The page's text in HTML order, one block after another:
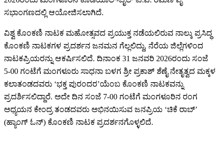
ಸಭಾಂಗಣದಲ್ಲಿ ಆಯೋಜಿಸಲಾಗಿದೆ.
ವಿಶ್ವ ಕೊಂಕಣಿ ನಾಟಕ ಮಹೋತ್ಸವದ ಪ್ರಯುಕ್ತ ನಡೆಯಲಿರುವ ನಾಲ್ಕು ಪ್ರಸಿದ್ಧ
ಕೊಂಕಣಿ ನಾಟಕಗಳ ಪ್ರದರ್ಶನ ಜನಮನ ಗೆಲ್ಲಲಿದ್ದು, ನೆರೆಯ ಜಿಲ್ಲೆಗಳಿಂದ
ನಾಟಕಪ್ರಿಯರನ್ನು ಆಕರ್ಷಿಸಲಿದೆ. ದಿನಾಂಕ 31 ಜನವರಿ 2026ರಂದು ಸಂಜೆ
5-00 ಗಂಟೆಗೆ ಮಂಗಳೂರು ಸಾಧನಾ ಬಳಗ ಶ್ರೀ ಪ್ರಕಾಶ್ ಶೆಣೈ ನೇತೃತ್ವದ ಮಕ್ಕಳ
ಕಲಾತಂಡದವರು ‘ಭಕ್ತ ಪುರಂದರ’ಯೆಂಬ ಕೊಂಕಣಿ ನಾಟಕವನ್ನು
ಪ್ರದರ್ಶಿಸಲಿದ್ದಾರೆ. ಅದೇ ದಿನ ಸಂಜೆ 7-00 ಗಂಟೆಗೆ ಮಂಗಳೂರಿನ ರಂಗ
ಅಧ್ಯಯನ ಕೇಂದ್ರ ತಂಡದವರು ಅಭಿನಯಿಸುವ ಜನಪ್ರಿಯ ‘ಚಿಕೆ ರಾಬ್’
(ಹ್ಯಾಂಗ್ ಓನ್) ಕೊಂಕಣಿ ನಾಟಕ ಪ್ರದರ್ಶನಗೊಳ್ಳಲಿದೆ.